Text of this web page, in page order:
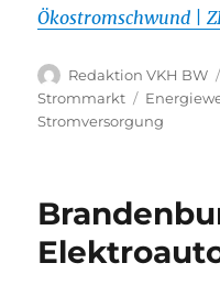
Ökostromschwund |
Autor
Redaktion VKH BW
Strommarkt
Stromversorgung